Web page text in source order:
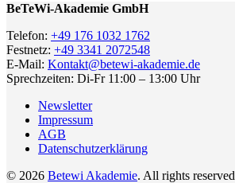
BeTeWi-Akademie GmbH
Telefon: +49 176 1032 1762
Festnetz: +49 3341 2072548
E-Mail: Kontakt@betewi-akademie.de
Sprechzeiten: Di-Fr 11:00 – 13:00 Uhr
Newsletter
Impressum
AGB
Datenschutzerklärung
© 2026 Betewi Akademie. All rights reserved